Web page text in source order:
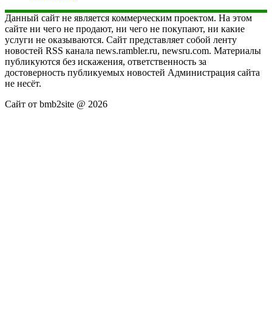
Данный сайт не является коммерческим проектом. На этом
сайте ни чего не продают, ни чего не покупают, ни какие
услуги не оказываются. Сайт представляет собой ленту
новостей RSS канала news.rambler.ru, newsru.com. Материалы
публикуются без искажения, ответственность за
достоверность публикуемых новостей Администрация сайта
не несёт.
Сайт от bmb2site @ 2026